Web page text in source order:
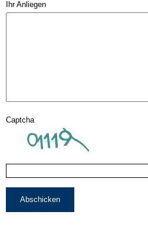
Ihr Anliegen
Captcha
Abschicken